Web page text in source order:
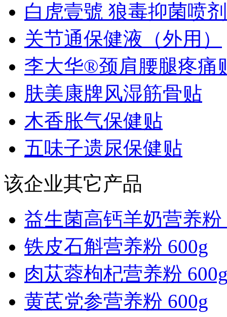
白虎壹號 狼毒抑菌喷剂
关节通保健液（外用）
李大华®颈肩腰腿疼痛
肤美康牌风湿筋骨贴
木香胀气保健贴
五味子遗尿保健贴
该企业其它产品
益生菌高钙羊奶营养粉
铁皮石斛营养粉 600g
肉苁蓉枸杞营养粉
黄芪党参营养粉 600g